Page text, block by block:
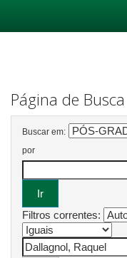
Página de Busca
Buscar em:
por
Filtros correntes: